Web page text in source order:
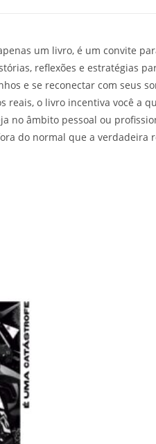
um livro, é um convite
reflexões e estratégias
e se reconectar com seus
reais, o livro incentiva você a
no âmbito pessoal ou
do normal que a verdadeira